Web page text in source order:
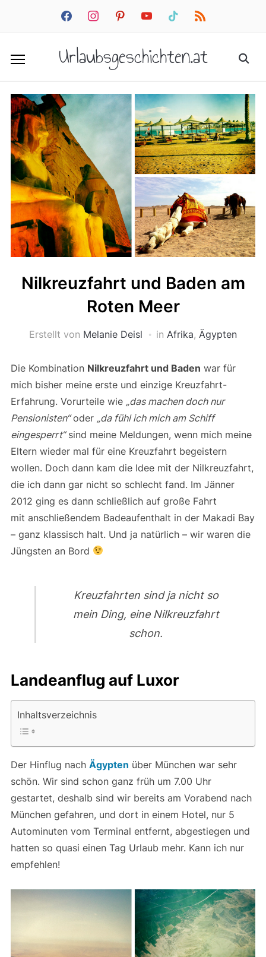
facebookinstagrampinterestyoutube tiktok rss
Urlaubsgeschichten.at
Nilkreuzfahrt und Baden am
Roten Meer
Erstellt von Melanie Deisl in Afrika, Ägypten
Die Kombination Nilkreuzfahrt und Baden war für
mich bisher meine erste und einzige Kreuzfahrt-
Erfahrung. Vorurteile wie „das machen doch nur
Pensionisten“oder „da fühl ich mich am Schiff
eingesperrt“sind meine Meldungen, wenn mich meine
Eltern wieder mal für eine Kreuzfahrt begeistern
wollen. Doch dann kam die Idee mit der Nilkreuzfahrt,
die ich dann gar nicht so schlecht fand. Im Jänner
2012 ging es dann schließlich auf große Fahrt
mit anschließendem Badeaufenthalt in der Makadi Bay
– ganz klassisch halt. Und ja natürlich – wir waren die
Jüngsten an Bord
Kreuzfahrten sind ja nicht so
mein Ding, eine Nilkreuzfahrt
schon.
Landeanflug auf Luxor
Inhaltsverzeichnis
Der Hinflug nach Ägypten über München war sehr
schön. Wir sind schon ganz früh um 7.00 Uhr
gestartet, deshalb sind wir bereits am Vorabend nach
München gefahren, und dort in einem Hotel, nur 5
Autominuten vom Terminal entfernt, abgestiegen und
hatten so quasi einen Tag Urlaub mehr. Kann ich nur
empfehlen!